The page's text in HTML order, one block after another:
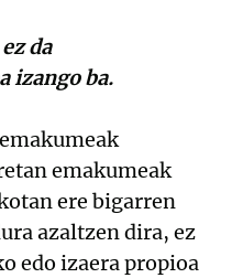
da
izango ba.
emakumeak
ere bigarren
azaltzen dira, ez
edo izaera propioa